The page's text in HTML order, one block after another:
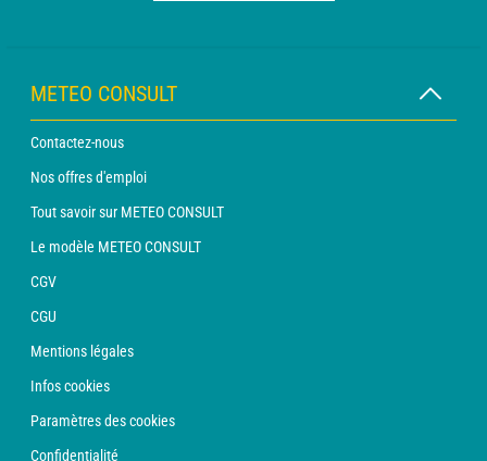
METEO CONSULT
Contactez-nous
Nos offres d'emploi
Tout savoir sur METEO CONSULT
Le modèle METEO CONSULT
CGV
CGU
Mentions légales
Infos cookies
Paramètres des cookies
Confidentialité